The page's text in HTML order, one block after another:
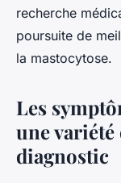
recherche
poursuite de
la mastocytose.
Les
une
diagnostic